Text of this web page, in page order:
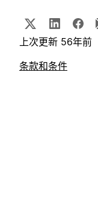
上次更新 56年前
条款和条件